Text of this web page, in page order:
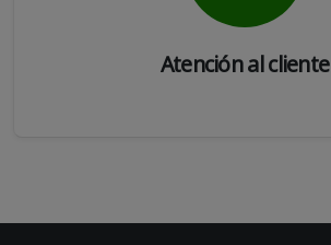
Atención al cliente